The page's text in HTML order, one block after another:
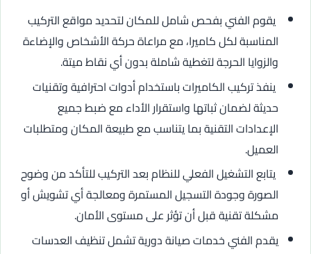
يقوم الفني بفحص شامل للمكان لتحديد مواقع التركيب
المناسبة لكل كاميرا، مع مراعاة حركة الأشخاص والإضاءة
والزوايا الحرجة لتغطية شاملة بدون أي نقاط ميتة.
ينفذ تركيب الكاميرات باستخدام أدوات احترافية وتقنيات
حديثة لضمان ثباتها واستقرار الأداء مع ضبط جميع
الإعدادات التقنية بما يتناسب مع طبيعة المكان ومتطلبات
العميل.
يتابع التشغيل الفعلي للنظام بعد التركيب للتأكد من وضوح
الصورة وجودة التسجيل المستمرة ومعالجة أي تشويش أو
مشكلة تقنية قبل أن تؤثر على مستوى الأمان.
يقدم الفني خدمات صيانة دورية تشمل تنظيف العدسات